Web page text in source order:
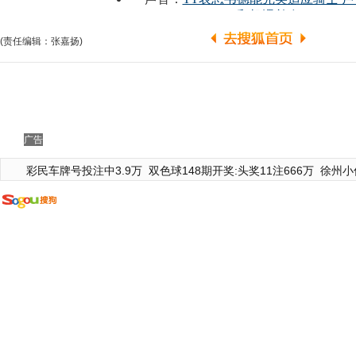
(责任编辑：张嘉扬)
广告
彩民车牌号投注中3.9万 双色球148期开奖:头奖11注666万 徐州